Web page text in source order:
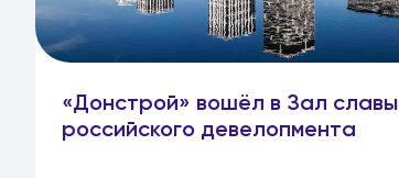
«Донстрой» вошёл в Зал славы
российского девелопмента